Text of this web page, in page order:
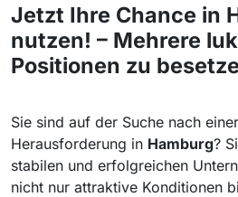
Jetzt Ihre Chance in
nutzen! – Mehrere
Positionen zu
Sie sind auf der Suche nach
Herausforderung in Hamburg?
stabilen und erfolgreichen
nicht nur attraktive Konditionen